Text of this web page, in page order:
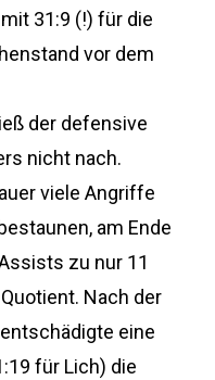
31:9 (!) für die
vor dem
der defensive
nicht nach.
viele Angriffe
am Ende
zu nur 11
Nach der
eine
für Lich) die